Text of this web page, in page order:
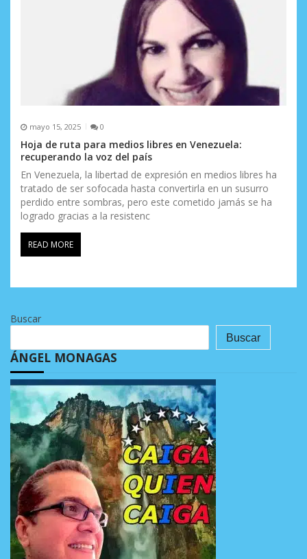
mayo 15, 2025 0
Hoja de ruta para medios libres en Venezuela:
recuperando la voz del país
En Venezuela, la libertad de expresión en medios libres ha
tratado de ser sofocada hasta convertirla en un susurro
perdido entre sombras, pero este cometido jamás se ha
logrado gracias a la resistenc
READ MORE
Buscar
Buscar
ÁNGEL MONAGAS